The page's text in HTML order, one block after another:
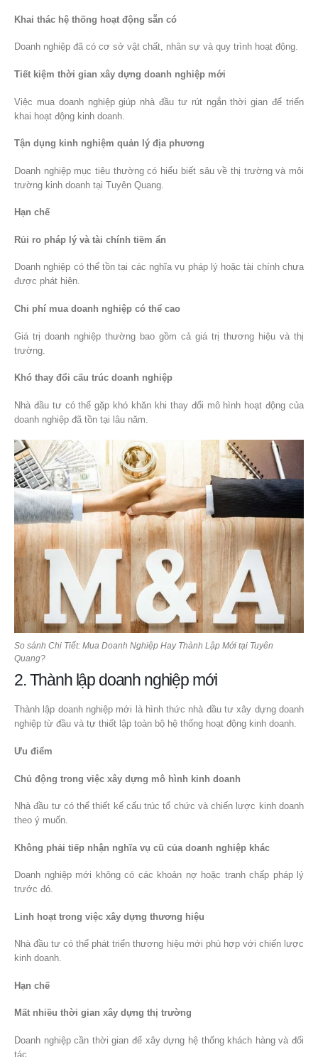
Khai thác hệ thống hoạt động sẵn có
Doanh nghiệp đã có cơ sở vật chất, nhân sự và quy trình hoạt động.
Tiết kiệm thời gian xây dựng doanh nghiệp mới
Việc mua doanh nghiệp giúp nhà đầu tư rút ngắn thời gian để triển
khai hoạt động kinh doanh.
Tận dụng kinh nghiệm quản lý địa phương
Doanh nghiệp mục tiêu thường có hiểu biết sâu về thị trường và môi
trường kinh doanh tại Tuyên Quang.
Hạn chế
Rủi ro pháp lý và tài chính tiềm ẩn
Doanh nghiệp có thể tồn tại các nghĩa vụ pháp lý hoặc tài chính chưa
được phát hiện.
Chi phí mua doanh nghiệp có thể cao
Giá trị doanh nghiệp thường bao gồm cả giá trị thương hiệu và thị
trường.
Khó thay đổi cấu trúc doanh nghiệp
Nhà đầu tư có thể gặp khó khăn khi thay đổi mô hình hoạt động của
doanh nghiệp đã tồn tại lâu năm.
So sánh Chi Tiết: Mua Doanh Nghiệp Hay Thành Lập Mới tại Tuyên
Quang?
2. Thành lập doanh nghiệp mới
Thành lập doanh nghiệp mới là hình thức nhà đầu tư xây dựng doanh
nghiệp từ đầu và tự thiết lập toàn bộ hệ thống hoạt động kinh doanh.
Ưu điểm
Chủ động trong việc xây dựng mô hình kinh doanh
Nhà đầu tư có thể thiết kế cấu trúc tổ chức và chiến lược kinh doanh
theo ý muốn.
Không phải tiếp nhận nghĩa vụ cũ của doanh nghiệp khác
Doanh nghiệp mới không có các khoản nợ hoặc tranh chấp pháp lý
trước đó.
Linh hoạt trong việc xây dựng thương hiệu
Nhà đầu tư có thể phát triển thương hiệu mới phù hợp với chiến lược
kinh doanh.
Hạn chế
Mất nhiều thời gian xây dựng thị trường
Doanh nghiệp cần thời gian để xây dựng hệ thống khách hàng và đối
tác.